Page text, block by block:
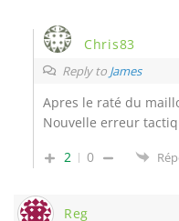
Chris83
Reply to James
Apres le raté du
Nouvelle erreur
2
0
Reg